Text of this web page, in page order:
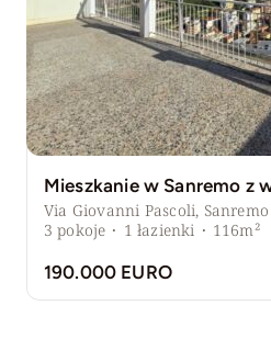
Via Giovanni Pascoli, Sanremo
3 pokoje · 1 łazienki · 116m²
190.000 EURO